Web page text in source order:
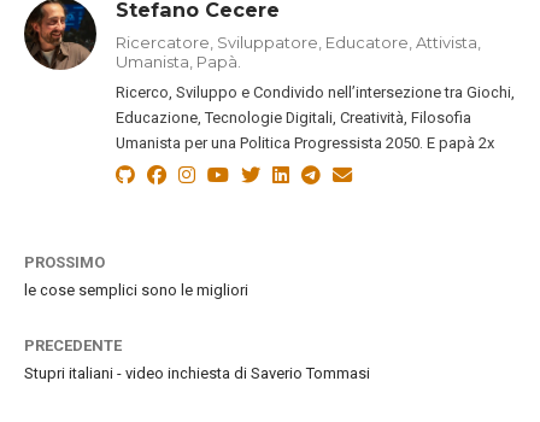
Stefano Cecere
Ricercatore, Sviluppatore, Educatore, Attivista,
Umanista, Papà.
Ricerco, Sviluppo e Condivido nell’intersezione tra Giochi,
Educazione, Tecnologie Digitali, Creatività, Filosofia
Umanista per una Politica Progressista 2050. E papà 2x
PROSSIMO
le cose semplici sono le migliori
PRECEDENTE
Stupri italiani - video inchiesta di Saverio Tommasi